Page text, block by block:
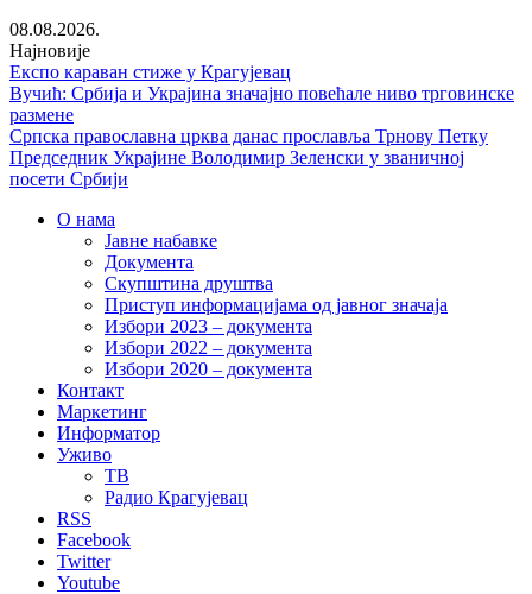
08.08.2026.
Најновије
Експо караван стиже у Крагујевац
Вучић: Србија и Украјина значајно повећале ниво трговинске
размене
Српска православна црква данас прославља Трнову Петку
Председник Украјине Володимир Зеленски у званичној
посети Србији
О нама
Јавне набавке
Документа
Скупштина друштва
Приступ информацијама од јавног значаја
Избори 2023 – документа
Избори 2022 – документа
Избори 2020 – документа
Контакт
Маркетинг
Информатор
Уживо
ТВ
Радио Крагујевац
RSS
Facebook
Twitter
Youtube